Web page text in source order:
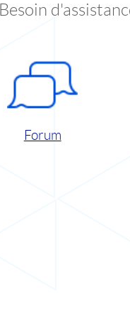
Besoin
Forum